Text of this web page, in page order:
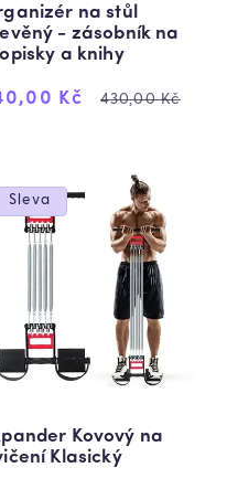
na stůl
- zásobník na
a knihy
Kč
Běžná
430,00 Kč
Sleva
Kovový na
Klasický